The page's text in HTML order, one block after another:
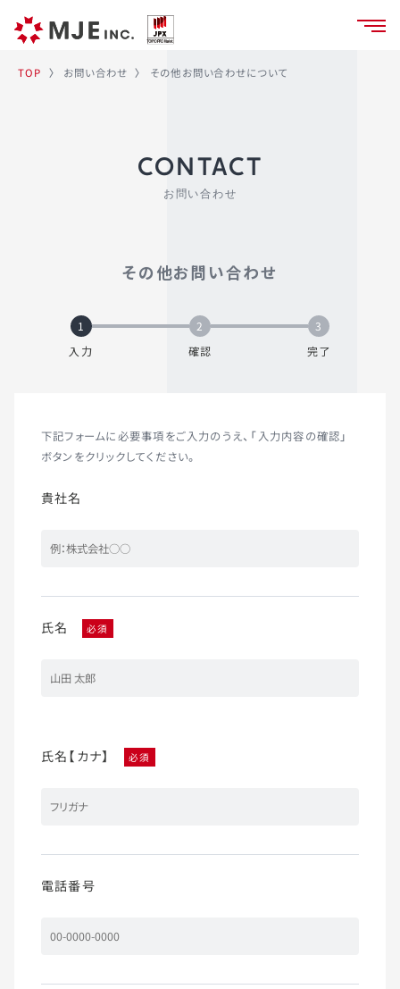
TOP 〉 お問い合わせ 〉 その他お問い合わせについて
CONTACT
お問い合わせ
その他お問い合わせ
1
入力
2
確認
3
完了
下記フォームに必要事項をご入力のうえ、「入力内容の確認」
ボタンをクリックしてください。
貴社名
氏名 必須
氏名【カナ】 必須
電話番号